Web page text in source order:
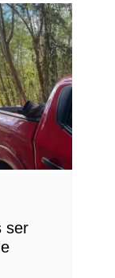
ser